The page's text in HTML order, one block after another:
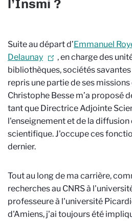
l’Insmi ?
Suite au départ d’Emmanuel
Delaunay
, en charge des
bibliothèques, sociétés
repris une partie de ses
Christophe Besse m’a proposé
tant que Directrice Adjointe
l'enseignement et de la
scientifique. J'occupe ces
dernier.
Tout au long de ma carrière,
recherches au CNRS à
professeure à l'université
d'Amiens, j'ai toujours été